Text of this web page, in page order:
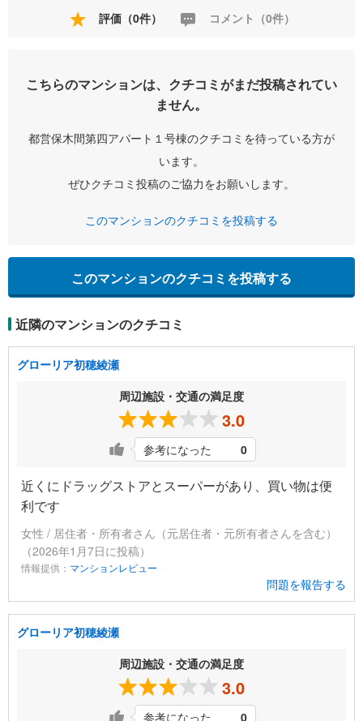
評価（0件） コメント（0件）
こちらのマンションは、クチコミがまだ投稿されてい
ません。
都営保木間第四アパート１号棟のクチコミを待っている方が
います。
ぜひクチコミ投稿のご協力をお願いします。
このマンションのクチコミを投稿する
このマンションのクチコミを投稿する
近隣のマンションのクチコミ
グローリア初穂綾瀬
周辺施設・交通の満足度
3.0
参考になった 0
近くにドラッグストアとスーパーがあり、買い物は便
利です
女性 / 居住者・所有者さん（元居住者・元所有者さんを含む）
（2026年1月7日に投稿）
情報提供： マンションレビュー
問題を報告する
グローリア初穂綾瀬
周辺施設・交通の満足度
3.0
参考になった 0